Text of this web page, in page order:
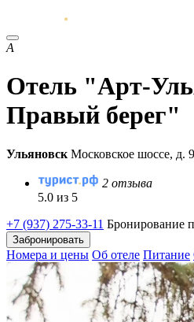
А
Отель "Арт-
Правый берег"
Ульяновск Московское шоссе, д.
2 отзыва
5.0 из 5
+7 (937) 275-33-11 Бронирование
Забронировать
Номера и цены Об отеле Питание